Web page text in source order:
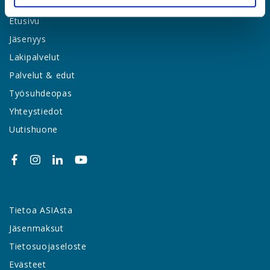
Etusivu
Jäsenyys
Lakipalvelut
Palvelut & edut
Työsuhdeopas
Yhteystiedot
Uutishuone
Tietoa ASIAsta
Jäsenmaksut
Tietosuojaseloste
Evästeet